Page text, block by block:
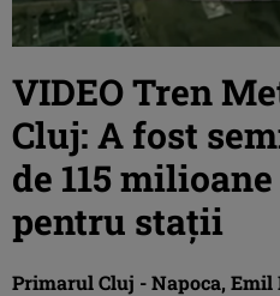
VIDEO Tren
Cluj: A fost
de 115
pentru stații
Primarul Cluj - Napoca,